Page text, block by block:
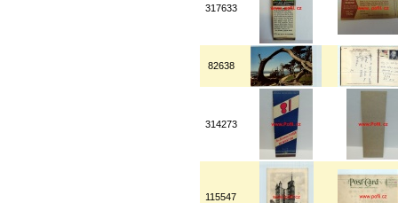
317633
82638
314273
115547